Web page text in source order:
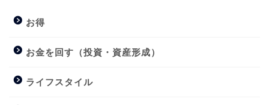
お得
お金を回す（投資・資産形成）
ライフスタイル